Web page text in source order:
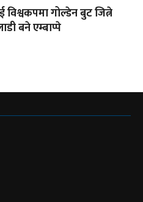
विश्वकपमा गोल्डेन बुट जित्ने
बने एम्बाप्पे